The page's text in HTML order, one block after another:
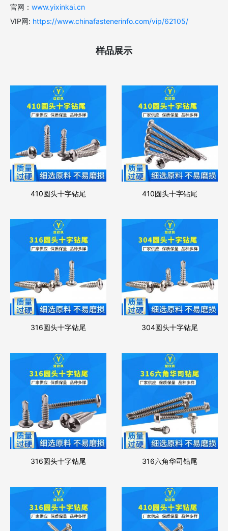
官网： www.yixinkai.cn
VIP网: https://www.chinafastenerinfo.com/vip/62105/
样品展示
410圆头十字钻尾 410圆头十字钻尾
316圆头十字钻尾 304圆头十字钻尾
316圆头十字钻尾 316六角华司钻尾